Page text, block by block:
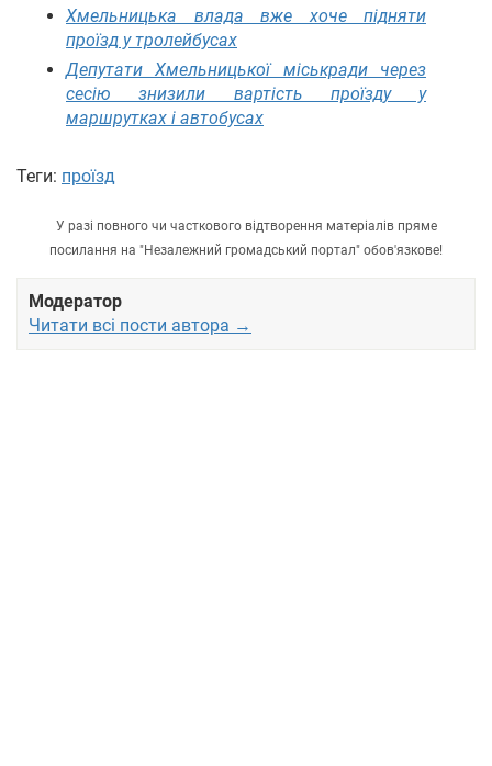
Хмельницька влада вже хоче підняти
проїзд у тролейбусах
Депутати Хмельницької міськради через
сесію знизили вартість проїзду у
маршрутках і автобусах
Теги: проїзд
У разі повного чи часткового відтворення матеріалів пряме
посилання на "Незалежний громадський портал" обов'язкове!
Модератор
Читати всі пости автора →